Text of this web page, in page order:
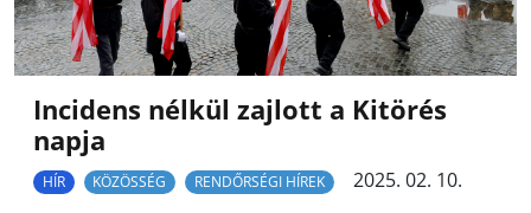
Incidens nélkül zajlott a Kitörés
napja
HÍR KÖZÖSSÉG RENDŐRSÉGI HÍREK
2025. 02. 10.